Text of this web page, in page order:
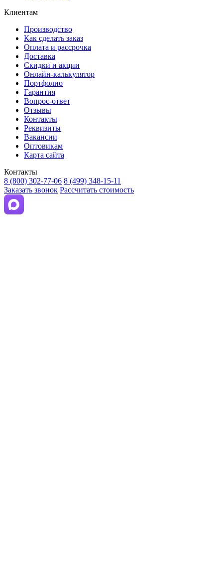
Клиентам
Производство
Как сделать заказ
Оплата и рассрочка
Доставка
Скидки и акции
Онлайн-калькулятор
Портфолио
Гарантия
Вопрос-ответ
Отзывы
Контакты
Реквизиты
Вакансии
Оптовикам
Карта сайта
Контакты
8 (800) 302-77-06 8 (499) 348-15-11
Заказать звонок Рассчитать стоимость